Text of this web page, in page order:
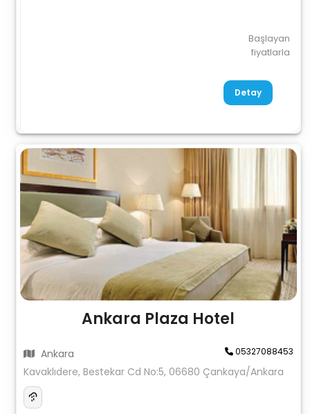
Başlayan
fiyatlarla
Detay
Ankara Plaza Hotel
Ankara 05327088453
Kavaklıdere, Bestekar Cd No:5, 06680 Çankaya/Ankara